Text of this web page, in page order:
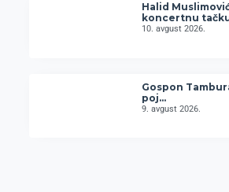
Halid
koncertnu
10. avgust 2026.
Gospon
poj…
9. avgust 2026.